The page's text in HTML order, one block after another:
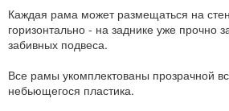
Каждая рама может размещаться на
горизонтально - на заднике уже прочно
забивных подвеса.
Все рамы укомплектованы прозрачной
небьющегося пластика.